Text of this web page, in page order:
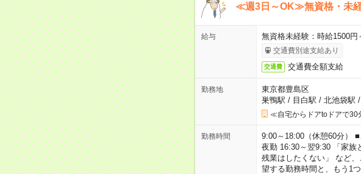
≪週3日～OK≫無資格・未経
給与 無資格未経験：時給1500
交通費別途支給あり
交通費 交通費全額支給
勤務地
東京都豊島区
巣鴨駅 / 目白駅 / 北池袋駅 /
≪自宅からドアtoドアで30
勤務時間
9:00～18:00（休憩60分）
夜勤 16:30～翌9:30 「家族
残業はしたくない」 など
望する勤務時間と、もう1